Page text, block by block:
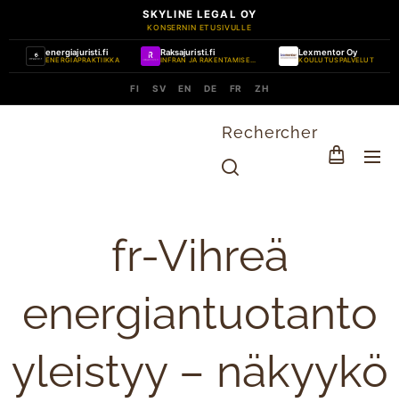
SKYLINE LEGAL OY
KONSERNIN ETUSIVULLE
energiajuristi.fi
ENERGIAPRAKTIIKKA
Raksajuristi.fi
INFRAN JA RAKENTAMISEN PRAKTIIKKA
Lexmentor Oy
KOULUTUSPALVELUT
FI SV EN DE FR ZH
Rechercher
fr-Vihreä
energiantuotanto
yleistyy – näkyykö